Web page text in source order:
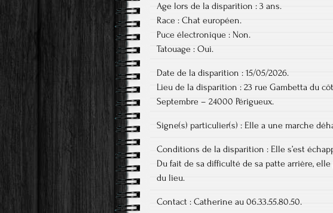
Age lors de la disparition : 3 ans.
Race : Chat européen.
Puce électronique : Non.
Tatouage : Oui.
Date de la disparition : 15/05/2026.
Lieu de la disparition : 23 rue Gambetta du
Septembre – 24000 Périgueux.
Signe(s) particulier(s) : Elle a une marche
Conditions de la disparition : Elle s’est
Du fait de sa difficulté de sa patte arrière,
du lieu.
Contact : Catherine au 06.33.55.80.50.